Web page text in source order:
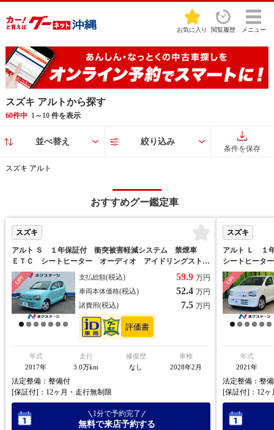
お気に入り 閲覧履歴 メニュー
スズキ アルトから探す
60件中 1～ 10件を表示
並べ替え 絞り込み
条件を保存
スズキ アルト
おすすめグー鑑定車
スズキ
アルト Ｓ １年保証付 衝突被害軽減システム 禁煙車
ＥＴＣ シートヒーター オーディオ アイドリングストッ
プ 横滑り防止装置 ドアバイザー
支払総額(税込) 59.9 万円
車両本体価格(税込) 52.4 万円
諸費用(税込) 7.5 万円
年式
2017年
走行
3.0万km
修復歴
なし
車検
2028年2月
法定整備：整備付
[保証付]：12ヶ月・走行無制限
1分で予約完了
無料で来店予約する
スズキ
アルト Ｌ １
シートヒー
イバシーガラ
年式
2021年
法定整備：整
[保証付]：12